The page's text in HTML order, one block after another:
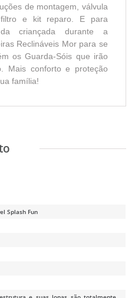
de montagem, válvula
e kit reparo. E para
criançada durante a
Reclináveis Mor para se
os Guarda-Sóis que irão
Mais conforto e proteção
família!
Splash Fun